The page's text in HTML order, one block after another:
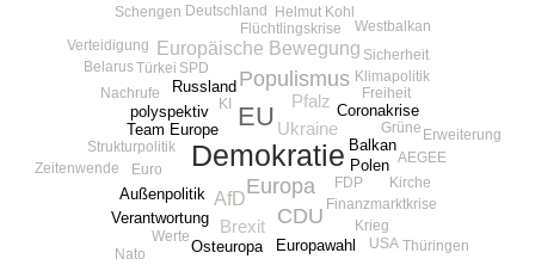
Demokratie
EU
Europa
CDU
Populismus
AfD
Europäische Bewegung
Ukraine
Brexit
Pfalz
Osteuropa
polyspektiv
Europawahl
Team Europe
Russland
Balkan
Coronakrise
Außenpolitik
Polen
Verantwortung
FDP
Finanzmarktkrise
Flüchtlingskrise
Werte
Euro
Krieg
USA
Klimapolitik
Nachrufe
SPD
Deutschland
Grüne
Helmut Kohl
Kirche
Sicherheit
Strukturpolitik
Türkei
AEGEE
Belarus
Erweiterung
Freiheit
KI
Nato
Schengen
Thüringen
Verteidigung
Westbalkan
Zeitenwende